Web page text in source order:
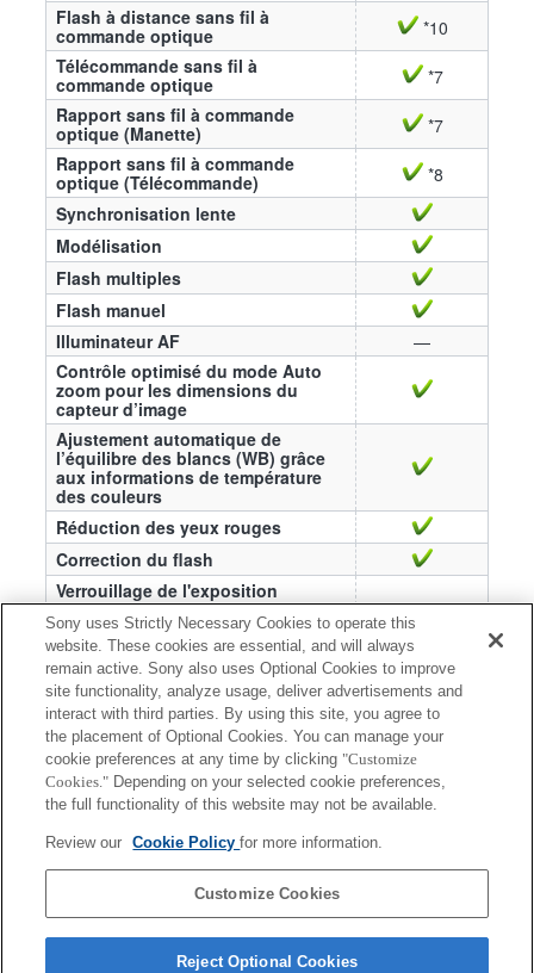
Flash à distance sans fil à
commande optique
*10
Télécommande sans fil à
commande optique
*7
Rapport sans fil à commande
optique (Manette)
*7
Rapport sans fil à commande
optique (Télécommande)
*8
Synchronisation lente
Modélisation
Flash multiples
Flash manuel
Illuminateur AF
—
Contrôle optimisé du mode Auto
zoom pour les dimensions du
capteur d’image
Ajustement automatique de
l’équilibre des blancs (WB) grâce
aux informations de température
des couleurs
Réduction des yeux rouges
Correction du flash
Verrouillage de l'exposition
automatique (FEL)
—
*7 Un flash à distance sans fil séparé est
nécessaire.
*8 Un contrôleur sans fil séparé (HVL-F43AM, HVL-
F58AM, HVL-F60M ou HVL-F43M) est
nécessaire.
*10 Un contrôleur sans fil séparé (HVL-F20AM,
HVL-F43AM, HVL-F58AM, HVL-F60M, HVL-
F20M, HVL-F43M ou HVL-F32M) est
Sony uses Strictly Necessary Cookies to operate this
website. These cookies are essential, and will always
remain active. Sony also uses Optional Cookies to improve
site functionality, analyze usage, deliver advertisements and
interact with third parties. By using this site, you agree to
the placement of Optional Cookies. You can manage your
cookie preferences at any time by clicking "Customize
Cookies." Depending on your selected cookie preferences,
the full functionality of this website may not be available.
Review our Cookie Policyfor more information.
Customize Cookies
Reject Optional Cookies